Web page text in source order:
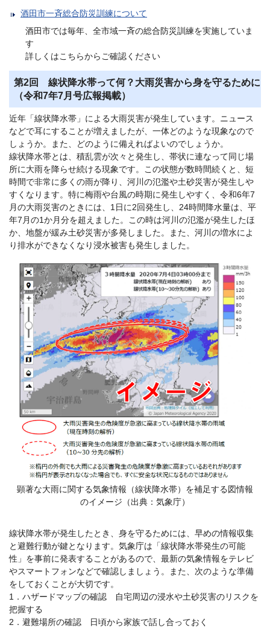
酒田市一斉総合防災訓練について
酒田市では毎年、全市域一斉の総合防災訓練を実施していま
す
詳しくはこちらからご確認ください
第2回 線状降水帯って何？大雨災害から身を守るために
（令和7年7月号広報掲載）
近年「線状降水帯」による大雨災害が発生しています。ニュース
などで耳にすることが増えましたが、一体どのような現象なので
しょうか。また、どのように備えればよいのでしょうか。
線状降水帯とは、積乱雲が次々と発生し、帯状に連なって同じ場
所に大雨を降らせ続ける現象です。この状態が数時間続くと、短
時間で非常に多くの雨が降り、河川の氾濫や土砂災害が発生しや
すくなります。特に梅雨や台風の時期に発生しやすく、令和6年7
月の大雨災害のときには、1日に2回発生し、24時間降水量は、平
年7月の1か月分を超えました。この時は河川の氾濫が発生したほ
か、地盤が緩み土砂災害が多発しました。また、河川の増水によ
り排水ができなくなり浸水被害も発生しました。
顕著な大雨に関する気象情報（線状降水帯）を補足する図情報
のイメージ（出典：気象庁）
線状降水帯が発生したとき、身を守るためには、早めの情報収集
と避難行動が鍵となります。気象庁は「線状降水帯発生の可能
性」を事前に発表することがあるので、最新の気象情報をテレビ
やスマートフォンなどで確認しましょう。また、次のような準備
をしておくことが大切です。
1．ハザードマップの確認 自宅周辺の浸水や土砂災害のリスクを
把握する
2．避難場所の確認 日頃から家族で話し合っておく